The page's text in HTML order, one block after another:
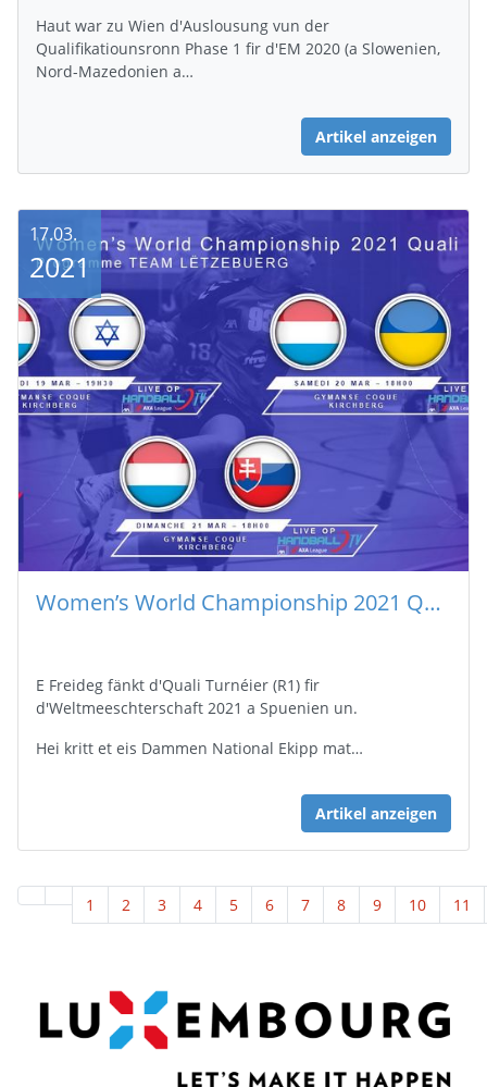
Haut war zu Wien d'Auslousung vun der
Qualifikatiounsronn Phase 1 fir d'EM 2020 (a Slowenien,
Nord-Mazedonien a…
Artikel anzeigen
Women’s World Championship 2021 Quali R1
E Freideg fänkt d'Quali Turnéier (R1) fir
d'Weltmeeschterschaft 2021 a Spuenien un.
Hei kritt et eis Dammen National Ekipp mat…
Artikel anzeigen
17.03.
2021
1 2 3 4 5 6 7 8 9 10 11